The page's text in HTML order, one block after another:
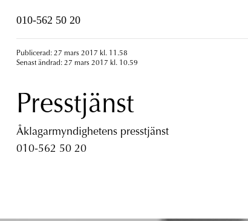
010-562 50 20
Publicerad: 27 mars 2017 kl. 11.58
Senast ändrad: 27 mars 2017 kl. 10.59
Presstjänst
Åklagarmyndighetens presstjänst
010-562 50 20